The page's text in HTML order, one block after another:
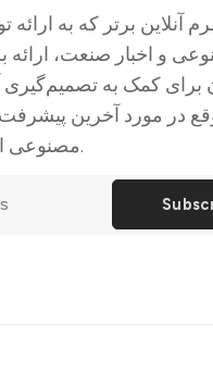
آنلاین برتر که به
و اخبار صنعت، ارائه
برای کمک به تصمیم‌گیری
در مورد آخرین
مصنوعی اختصاص یافته است.